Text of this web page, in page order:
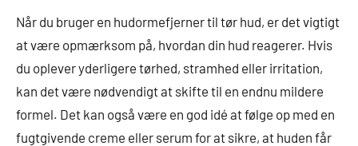
Når du bruger en hudormefjerner til tør hud, er det vigtigt
at være opmærksom på, hvordan din hud reagerer. Hvis
du oplever yderligere tørhed, stramhed eller irritation,
kan det være nødvendigt at skifte til en endnu mildere
formel. Det kan også være en god idé at følge op med en
fugtgivende creme eller serum for at sikre, at huden får